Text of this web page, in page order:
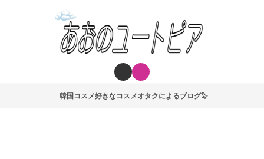
韓国コスメ好きなコスメオタクによるブログ🦭